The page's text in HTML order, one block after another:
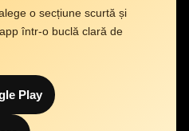
o secțiune scurtă și
într-o buclă clară de
Play